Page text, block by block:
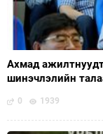
Ахмад
шинэчлэлийн
0 1939